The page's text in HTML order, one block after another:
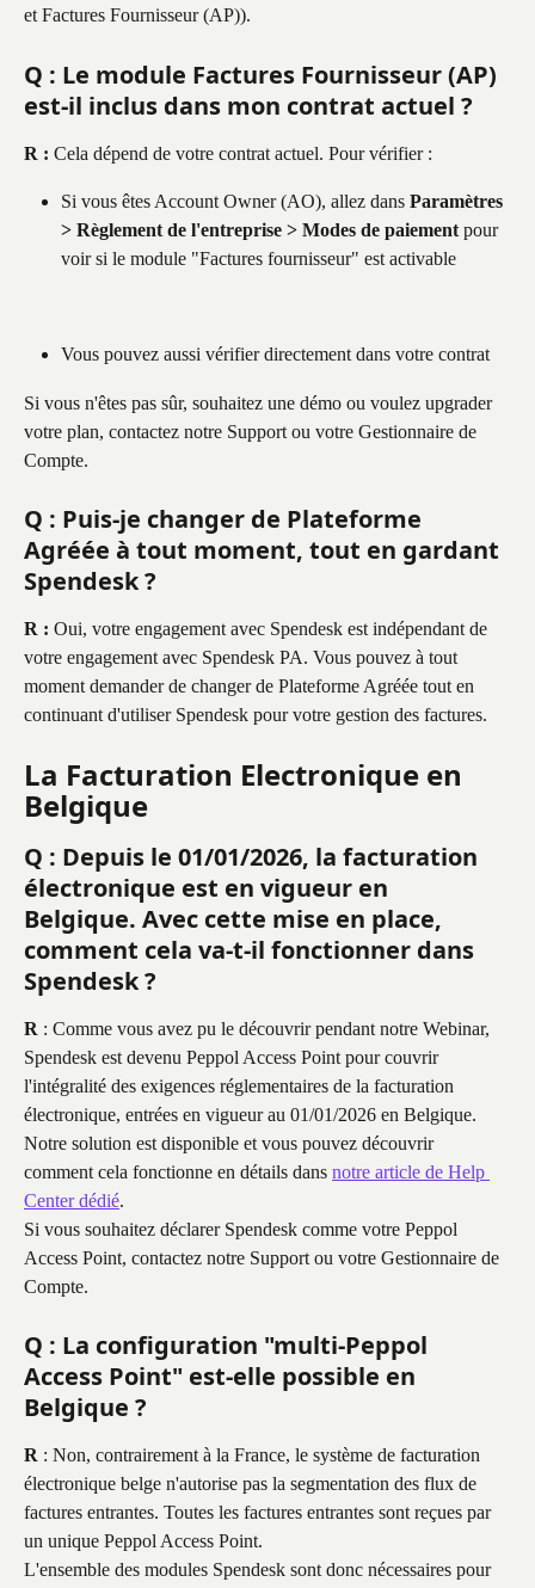
et Factures Fournisseur (AP)).
Q : Le module Factures Fournisseur (AP)
est-il inclus dans mon contrat actuel ?
R : Cela dépend de votre contrat actuel. Pour vérifier :
Si vous êtes Account Owner (AO), allez dans Paramètres
> Règlement de l'entreprise > Modes de paiement pour
voir si le module "Factures fournisseur" est activable
Vous pouvez aussi vérifier directement dans votre contrat
Si vous n'êtes pas sûr, souhaitez une démo ou voulez upgrader
votre plan, contactez notre Support ou votre Gestionnaire de
Compte.
Q : Puis-je changer de Plateforme
Agréée à tout moment, tout en gardant
Spendesk ?
R : Oui, votre engagement avec Spendesk est indépendant de
votre engagement avec Spendesk PA. Vous pouvez à tout
moment demander de changer de Plateforme Agréée tout en
continuant d'utiliser Spendesk pour votre gestion des factures.
La Facturation Electronique en
Belgique
Q : Depuis le 01/01/2026, la facturation
électronique est en vigueur en
Belgique. Avec cette mise en place,
comment cela va-t-il fonctionner dans
Spendesk ?
R : Comme vous avez pu le découvrir pendant notre Webinar,
Spendesk est devenu Peppol Access Point pour couvrir
l'intégralité des exigences réglementaires de la facturation
électronique, entrées en vigueur au 01/01/2026 en Belgique.
Notre solution est disponible et vous pouvez découvrir
comment cela fonctionne en détails dans notre article de Help
Center dédié.
Si vous souhaitez déclarer Spendesk comme votre Peppol
Access Point, contactez notre Support ou votre Gestionnaire de
Compte.
Q : La configuration "multi-Peppol
Access Point" est-elle possible en
Belgique ?
R : Non, contrairement à la France, le système de facturation
électronique belge n'autorise pas la segmentation des flux de
factures entrantes. Toutes les factures entrantes sont reçues par
un unique Peppol Access Point.
L'ensemble des modules Spendesk sont donc nécessaires pour